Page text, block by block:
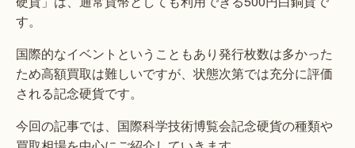
す。
国際的なイベントということもあり発行枚数は多かった
ため高額買取は難しいですが、状態次第では充分に評価
される記念硬貨です。
今回の記事では、国際科学技術博覧会記念硬貨の種類や